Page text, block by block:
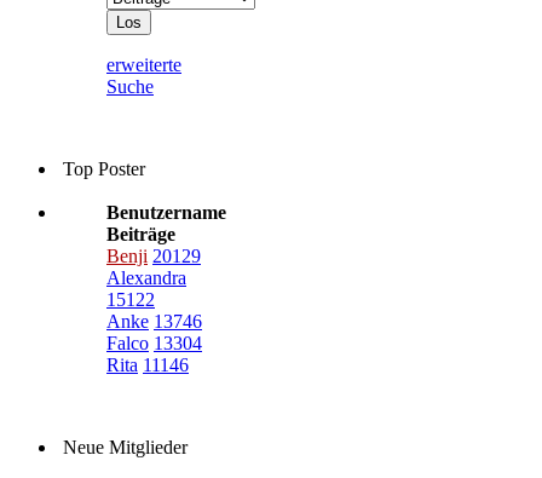
erweiterte
Suche
Top Poster
Benutzername
Beiträge
Benji 20129
Alexandra
15122
Anke 13746
Falco 13304
Rita 11146
Neue Mitglieder